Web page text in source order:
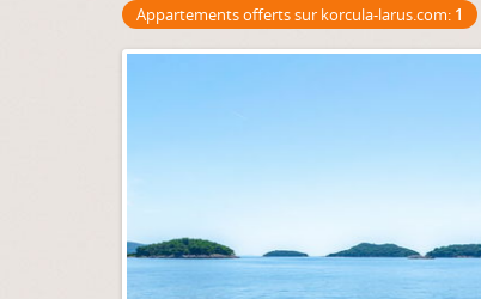
Appartements offerts sur korcula-larus.com: 1